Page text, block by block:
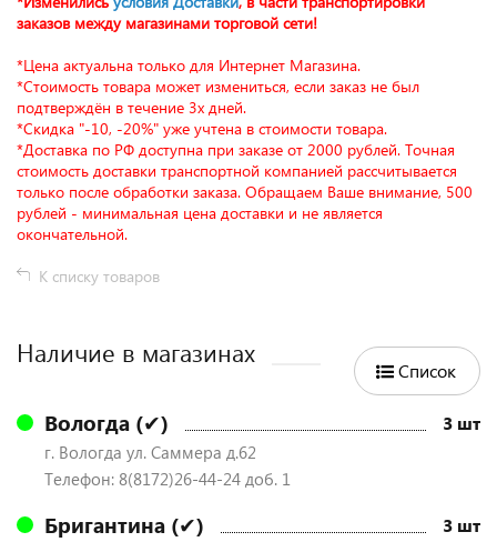
заказов между магазинами торговой сети!
*Цена актуальна только для Интернет Магазина.
*Стоимость товара может измениться, если заказ не был
подтверждён в течение 3х дней.
*Скидка "-10, -20%" уже учтена в стоимости товара.
*Доставка по РФ доступна при заказе от 2000 рублей. Точная
стоимость доставки транспортной компанией рассчитывается
только после обработки заказа. Обращаем Ваше внимание, 500
рублей - минимальная цена доставки и не является
окончательной.
К списку товаров
Наличие в магазинах
Список
Вологда (✔) 3 шт
г. Вологда ул. Саммера д.62
Телефон: 8(8172)26-44-24 доб. 1
Бригантина (✔) 3 шт